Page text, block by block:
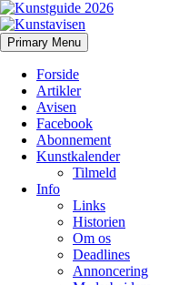
Kunstavisen
Search
Primary Menu Skip
to
Forside
Artikler
Avisen
Facebook
Abonnement
Kunstkalender
Tilmeld
Info
Links
Historien
Om os
Deadlines
Annoncering